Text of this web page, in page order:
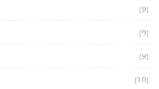
(9)
(9)
(9)
(10)